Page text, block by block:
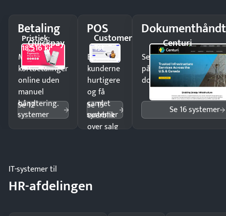
Betaling
Quickpay
Pristjek:
18.516 kr
Modtag
kortbetalinger
online uden
manuel
håndtering.
Se 12
systemer
POS
Customer
1st
Ekspedér
kunderne
hurtigere
og få
samlet
overblik
over salg
Se 15
systemer
Centuri
Send kontrakter til
på minutter og mist
dokumenter.
Se 16 systemer
IT-systemer til
HR-afdelingen